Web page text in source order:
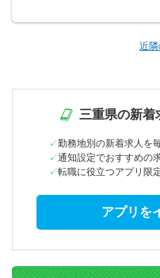
近
三重県の新着
勤務地別の新着求人を
通知設定でおすすめの
転職に役立つアプリ限
アプリを